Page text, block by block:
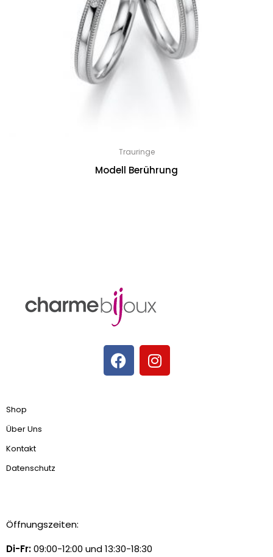
Trauringe
Modell Berührung
Shop
Über Uns
Kontakt
Datenschutz
Öffnungszeiten:
Di-Fr:09:00-12:00 und 13:30-18:30